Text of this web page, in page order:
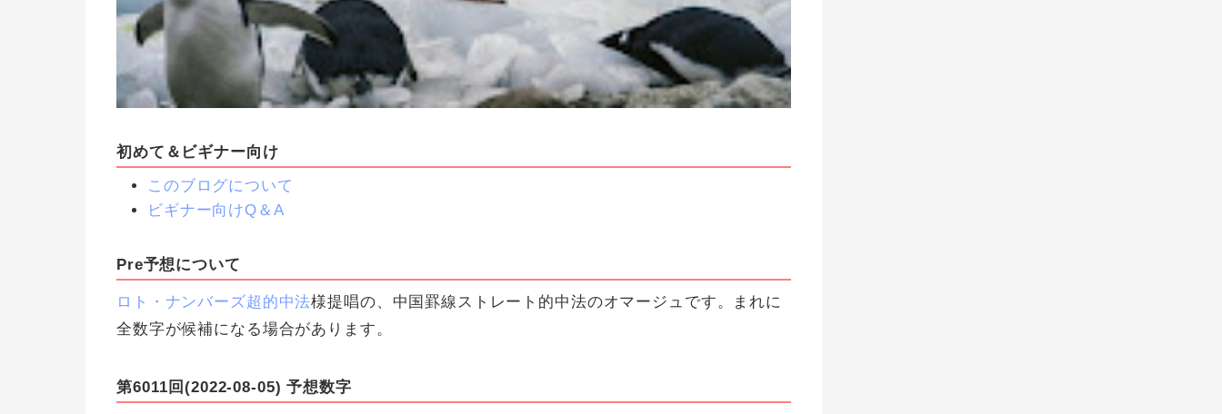
初めて＆ビギナー向け
このブログについて
ビギナー向けQ＆A
Pre予想について
ロト・ナンバーズ超的中法様提唱の、中国罫線ストレート的中法のオマージュです。まれに
全数字が候補になる場合があります。
第6011回(2022-08-05) 予想数字